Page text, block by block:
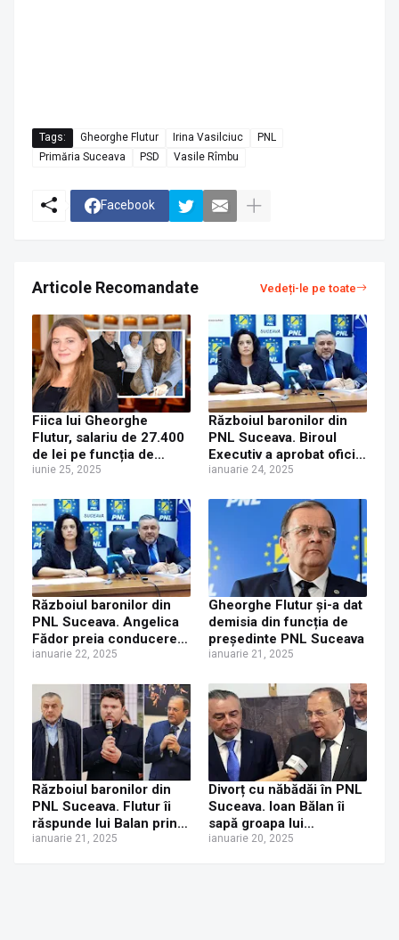
Tags: Gheorghe Flutur Irina Vasilciuc
PNL
Primăria Suceava
PSD Vasile Rîmbu
Facebook
Articole Recomandate Vedeți-le pe toate
Fiica lui Gheorghe
Flutur, salariu de 27.400
de lei pe funcția de
director la ANCOM
ei
iunie 25, 2025
Războiul baronilor din
PNL Suceava. Biroul
Executiv a aprobat oficial
instalarea Angelicăi
președinte interimar al
ianuarie 24, 2025
Războiul baronilor din
PNL Suceava. Angelica
Fădor preia conducerea
interimară a organizației
ianuarie 22, 2025
Gheorghe Flutur și-a dat
demisia din funcția de
președinte PNL Suceava
ianuarie 21, 2025
Războiul baronilor din
PNL Suceava. Flutur îi
răspunde lui Balan prin
vocea primarului Bogdan
ianuarie 21, 2025
Divorț cu năbădăi în PNL
Suceava. Ioan Bălan îi
sapă groapa lui
Gheorghe Flutur
ianuarie 20, 2025